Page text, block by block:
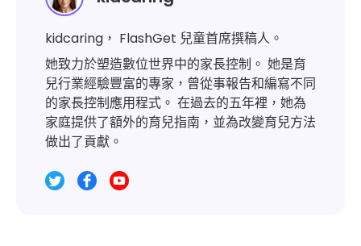
kidcaring， FlashGet 兒童首席撰稿人。
她致力於塑造數位世界中的家長控制。 她是育
兒行業經驗豐富的專家，曾從事報告和編寫不同
的家長控制應用程式。 在過去的五年裡，她為
家庭提供了額外的育兒指南，並為改變育兒方法
做出了貢獻。